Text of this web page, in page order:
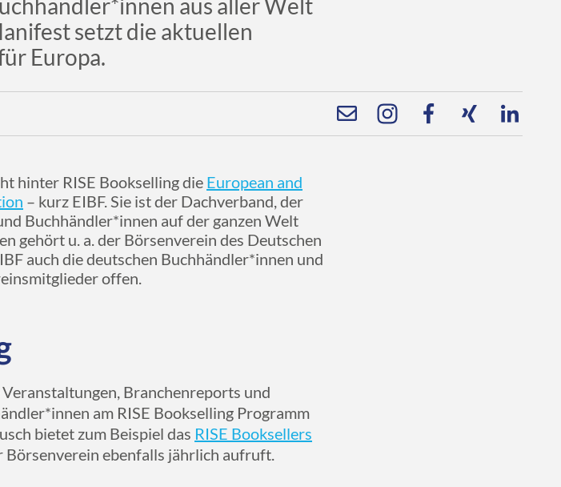
aus aller Welt
setzt die aktuellen
Europa.
hinter RISE Bookselling die European and
– kurz EIBF. Sie ist der Dachverband, der
Buchhändler*innen auf der ganzen Welt
gehört u. a. der Börsenverein des Deutschen
auch die deutschen Buchhändler*innen und
offen.
Branchenreports und
am RISE Bookselling Programm
bietet zum Beispiel das RISE Booksellers
Börsenverein ebenfalls jährlich aufruft.